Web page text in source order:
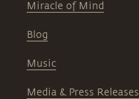
Miracle of Mind
Blog
Music
Media & Press Releases